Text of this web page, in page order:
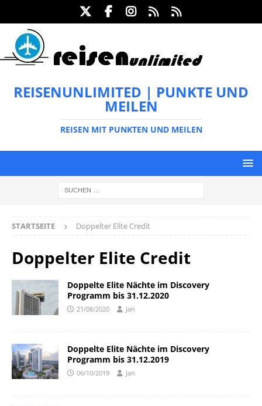
REISENUNLIMITED | PUNKTE UND
MEILEN
REISEN MIT PUNKTEN UND MEILEN
STARTSEITE Doppelter Elite Credit
Doppelter Elite Credit
Doppelte Elite Nächte im Discovery
Programm bis 31.12.2020
21/08/2020 Jan
Doppelte Elite Nächte im Discovery
Programm bis 31.12.2019
06/10/2019 Jan